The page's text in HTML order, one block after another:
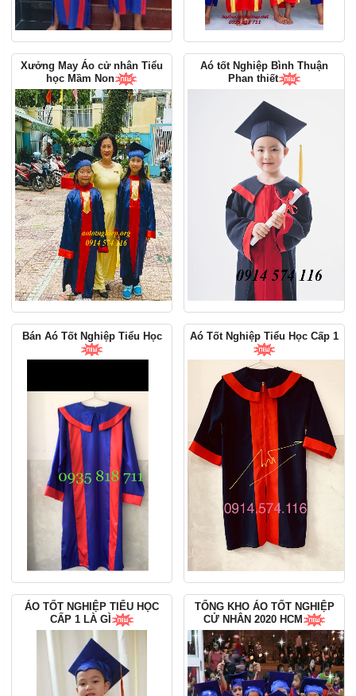
Xưởng May Áo cử nhân Tiểu
học Mầm Non
Aó tốt Nghiệp Bình Thuận
Phan thiết
Bán Aó Tốt Nghiệp Tiểu Học Aó Tốt Nghiệp Tiểu Học Cấp 1
ÁO TỐT NGHIỆP TIỂU HỌC
CẤP 1 LÀ GÌ
TỔNG KHO ÁO TỐT NGHIỆP
CỬ NHÂN 2020 HCM